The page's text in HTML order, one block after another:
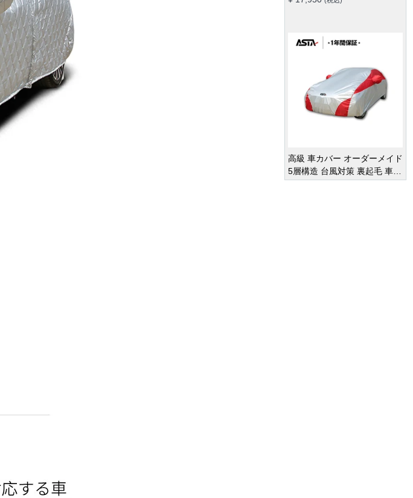
【セダン専用】 ASTA ハイル
防止 防雪防風 極厚 防風ロー
プ付きボディカバー
¥ 24,320 (税込)